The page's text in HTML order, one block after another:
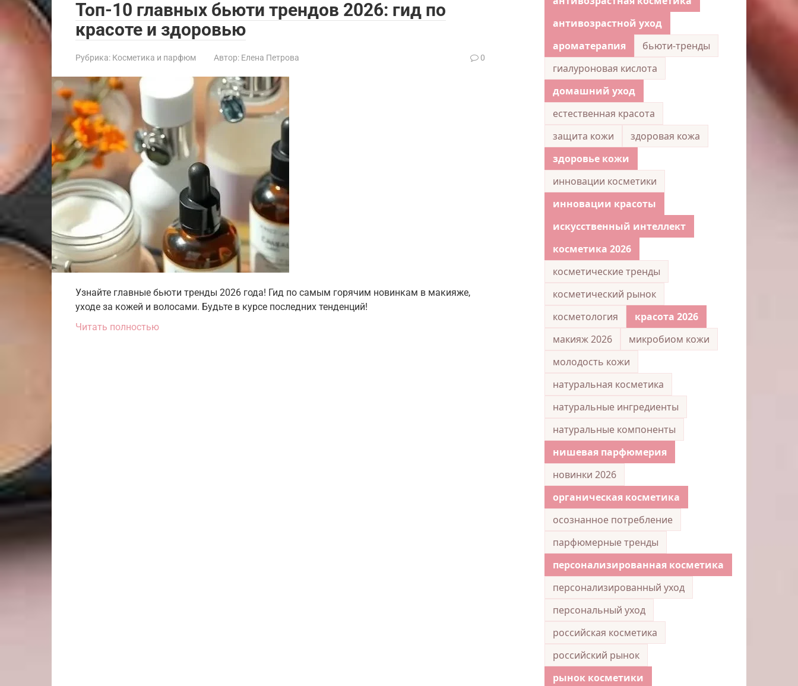
Топ-10 главных бьюти трендов 2026: гид по
красоте и здоровью
Рубрика: Косметика и парфюм Автор: Елена Петрова 0
Узнайте главные бьюти тренды 2026 года! Гид по самым горячим новинкам в макияже,
уходе за кожей и волосами. Будьте в курсе последних тенденций!
Читать полностью
антивозрастной уход
ароматерапия
бьюти-тренды
гиалуроновая кислота
домашний уход
естественная красота
защита кожи
здоровая кожа
здоровье кожи
инновации косметики
инновации красоты
искусственный интеллект
косметика 2026
косметические тренды
косметический рынок
косметология
красота 2026
макияж 2026
микробиом кожи
молодость кожи
натуральная косметика
натуральные ингредиенты
натуральные компоненты
нишевая парфюмерия
новинки 2026
органическая косметика
осознанное потребление
парфюмерные тренды
персонализированная косметика
персонализированный уход
персональный уход
российская косметика
российский рынок
рынок косметики